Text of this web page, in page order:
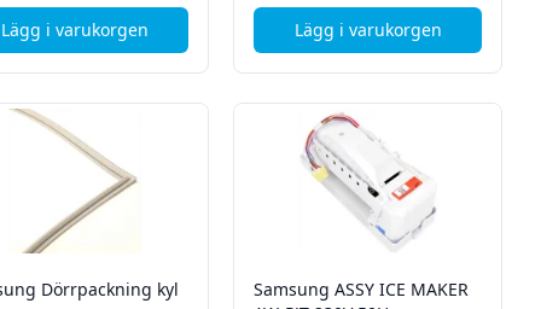
Lägg i varukorgen, Sony 45 RPM Adapter Lägg i varukorgen
, Sony ARC
Dörrpackning kyl
Samsung ASSY ICE MAKER